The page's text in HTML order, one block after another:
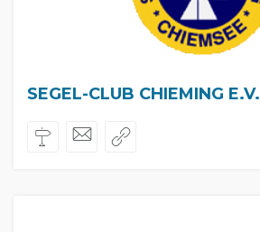
SEGEL-CLUB CHIEMING E.V.